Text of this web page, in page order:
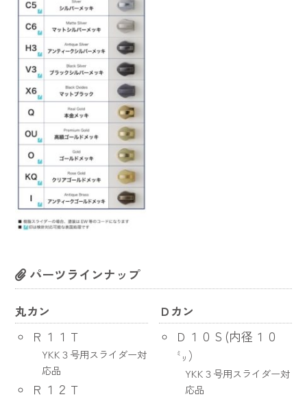
パーツラインナップ
丸カン
Ｒ１１Ｔ
YKK３号用スライダー対
応品
Ｒ１２Ｔ
Ｄカン
Ｄ１０Ｓ(内径１０
㍉）
YKK３号用スライダー対
応品